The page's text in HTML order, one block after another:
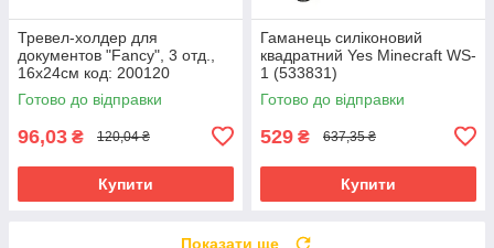
Тревел-холдер для
документов "Fancy", 3 отд.,
16х24см код: 200120
Готово до відправки
96,03 ₴ 120,04 ₴
Купити
Гаманець силіконовий
квадратний Yes Minecraft WS-
1 (533831)
Готово до відправки
529 ₴ 637,35 ₴
Купити
Показати ще